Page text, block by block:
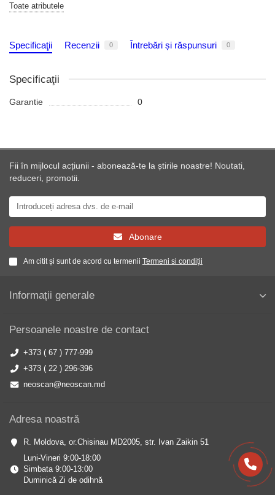
Toate atributele
Specificaţii Recenzii 0 Întrebări și răspunsuri 0
Specificaţii
Garantie 0
Fii în mijlocul acțiunii - abonează-te la știrile noastre! Noutati,
reduceri, promotii.
Abonare
Am citit și sunt de acord cu termenii Termeni si condiții
Informații generale
Persoanele noastre de contact
+373 ( 67 ) 777-999
+373 ( 22 ) 296-396
neoscan@neoscan.md
Adresa noastră
R. Moldova, or.Chisinau MD2005, str. Ivan Zaikin 51
Luni-Vineri 9:00-18:00
Simbata 9:00-13:00
Duminică Zi de odihnă